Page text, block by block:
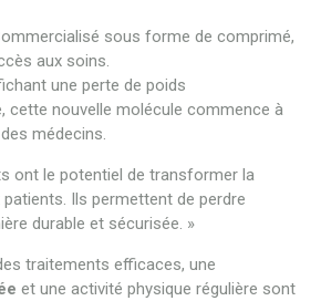
sous forme de comprimé,
aux soins.
une perte de poids
cette nouvelle molécule commence à
médecins.
ont le potentiel de transformer la
Ils permettent de perdre
durable et sécurisée. »
traitements efficaces, une
et une activité physique régulière sont